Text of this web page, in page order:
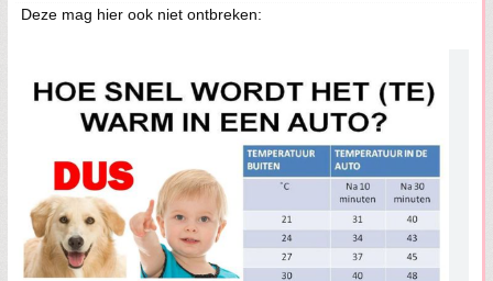
Deze mag hier ook niet ontbreken: